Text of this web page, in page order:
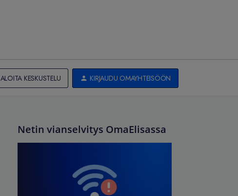
ALOITA KESKUSTELU KIRJAUDU OMAYHTEISÖÖN
Netin vianselvitys OmaElisassa